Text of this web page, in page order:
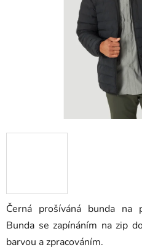
Černá prošíváná bunda na
Bunda se zapínáním na zip
barvou a zpracováním.